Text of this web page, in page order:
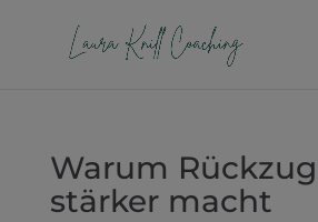
Warum
stärker macht